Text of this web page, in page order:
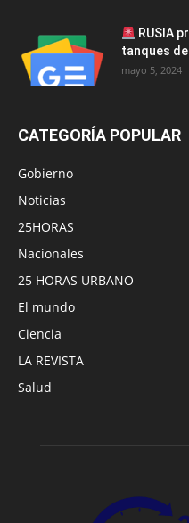
RUSIA
tanques
mayo 5, 2024
CATEGORÍA POPULAR
Gobierno
Noticias
25HORAS
Nacionales
25 HORAS URBANO
El mundo
Ciencia
LA REVISTA
Salud